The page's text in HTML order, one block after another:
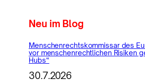
Neu im Blog
Menschenrechtskommissar des
vor menschenrechtlichen Risiken
Hubs“
30.7.2026